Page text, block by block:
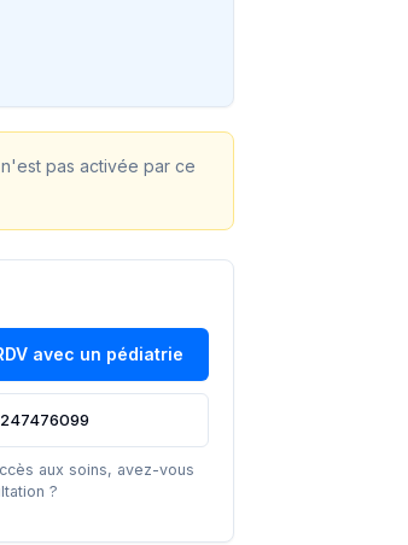
pas activée par ce
avec un pédiatrie
aux soins, avez-vous
?